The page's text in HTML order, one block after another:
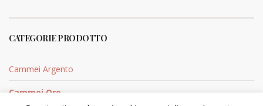
CATEGORIE PRODOTTO
Cammei Argento
Cammei Oro